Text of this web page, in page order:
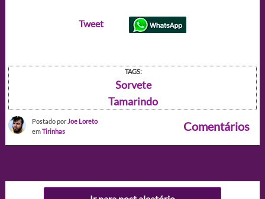
Tweet
TAGS:
Sorvete
Tamarindo
Postado por Joe Loreto
emTirinhas Comentários